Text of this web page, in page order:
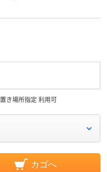
置き場所指定 利用可
カゴへ